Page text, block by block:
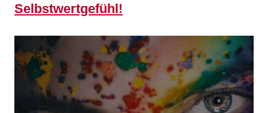
Selbstwertgefühl!